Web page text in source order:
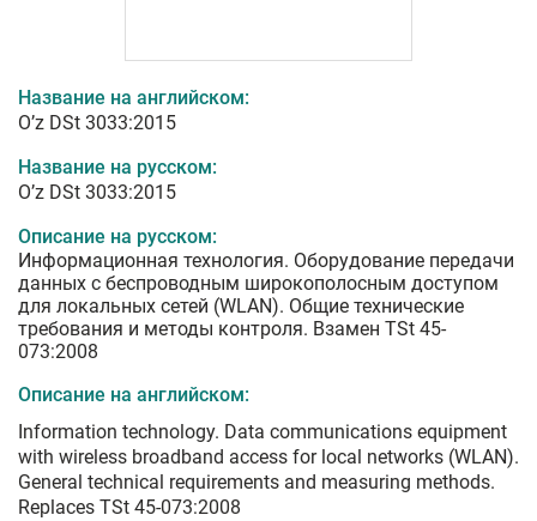
Название на английском:
O’z DSt 3033:2015
Название на русском:
O’z DSt 3033:2015
Описание на русском:
Информационная технология. Оборудование передачи
данных с беспроводным широкополосным доступом
для локальных сетей (WLAN). Общие технические
требования и методы контроля. Взамен TSt 45-
073:2008
Описание на английском:
Information technology. Data communications equipment
with wireless broadband access for local networks (WLAN).
General technical requirements and measuring methods.
Replaces TSt 45-073:2008